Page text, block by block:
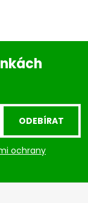
ochrany
ODEBÍRAT